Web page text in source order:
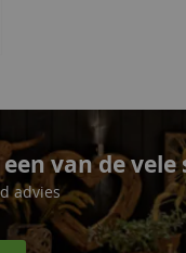
van de
advies